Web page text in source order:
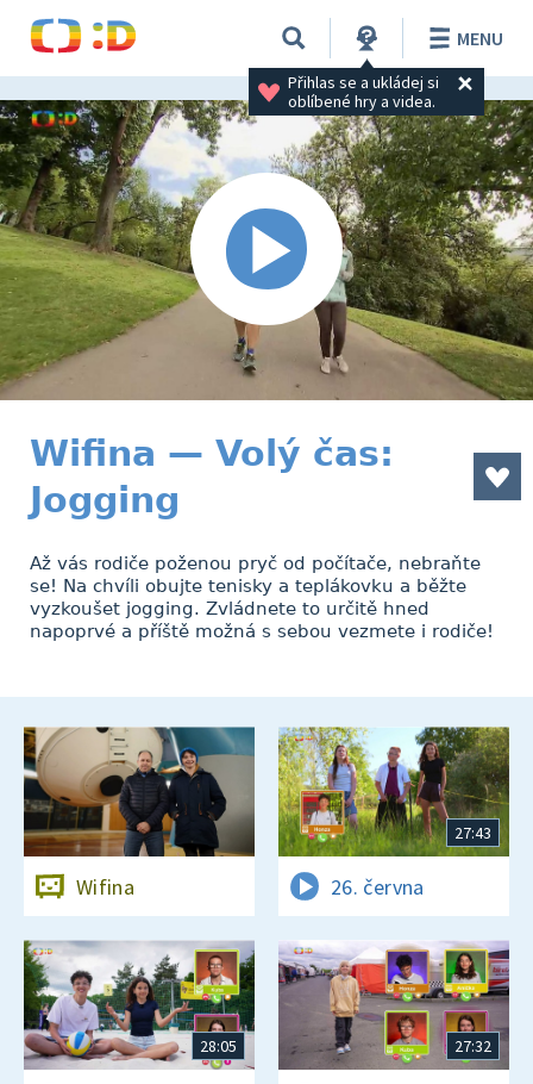
Přihlas se a ukládej si
oblíbené hry a videa.
MENU
Wifina — Volý čas:
Jogging
Až vás rodiče poženou pryč od počítače, nebraňte
se! Na chvíli obujte tenisky a teplákovku a běžte
vyzkoušet jogging. Zvládnete to určitě hned
napoprvé a příště možná s sebou vezmete i rodiče!
Wifina
27:43
26. června
28:05 27:32